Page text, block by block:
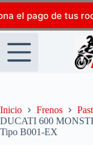
el pago de tus
Inicio Frenos
DUCATI 600
Tipo B001-EX